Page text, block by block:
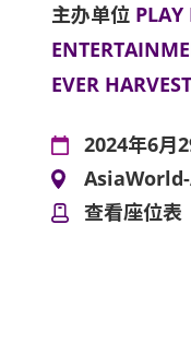
主办单位
EVER
2024年6月
AsiaWorld-
查看座位表